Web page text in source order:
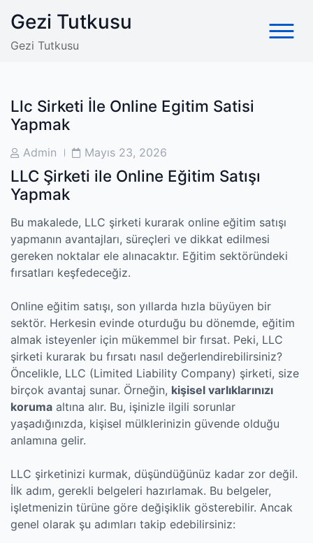
content
Gezi Tutkusu
Gezi Tutkusu
Llc Sirketi İle Online Egitim Satisi
Yapmak
PostAdmin
PostMayıs 23, 2026
LLC Şirketi ile Online Eğitim Satışı
Yapmak
Bu makalede, LLC şirketi kurarak online eğitim satışı
yapmanın avantajları, süreçleri ve dikkat edilmesi
gereken noktalar ele alınacaktır. Eğitim sektöründeki
fırsatları keşfedeceğiz.
Online eğitim satışı, son yıllarda hızla büyüyen bir
sektör. Herkesin evinde oturduğu bu dönemde, eğitim
almak isteyenler için mükemmel bir fırsat. Peki, LLC
şirketi kurarak bu fırsatı nasıl değerlendirebilirsiniz?
Öncelikle, LLC (Limited Liability Company) şirketi, size
birçok avantaj sunar. Örneğin, kişisel varlıklarınızı
koruma altına alır. Bu, işinizle ilgili sorunlar
yaşadığınızda, kişisel mülklerinizin güvende olduğu
anlamına gelir.
LLC şirketinizi kurmak, düşündüğünüz kadar zor değil.
İlk adım, gerekli belgeleri hazırlamak. Bu belgeler,
işletmenizin türüne göre değişiklik gösterebilir. Ancak
genel olarak şu adımları takip edebilirsiniz: